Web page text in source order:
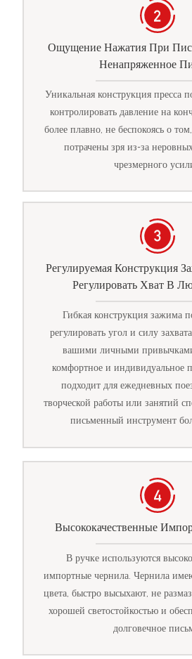
Ощущение Нажатия При
Ненапряженное
Уникальная конструкция пресса
контролировать давление на
более плавно, не беспокоясь о
потрачены зря из-за
чрезмерного
Регулируемая Конструкция
Регулировать Хват В
Гибкая конструкция зажима
регулировать угол и силу
вашими личными
комфортное и индивидуальное
подходит для ежедневных
творческой работы или занятий
письменный инструмент
Высококачественные
В ручке используются
импортные чернила. Чернила
цвета, быстро высыхают, не
хорошей светостойкостью и
долговечное